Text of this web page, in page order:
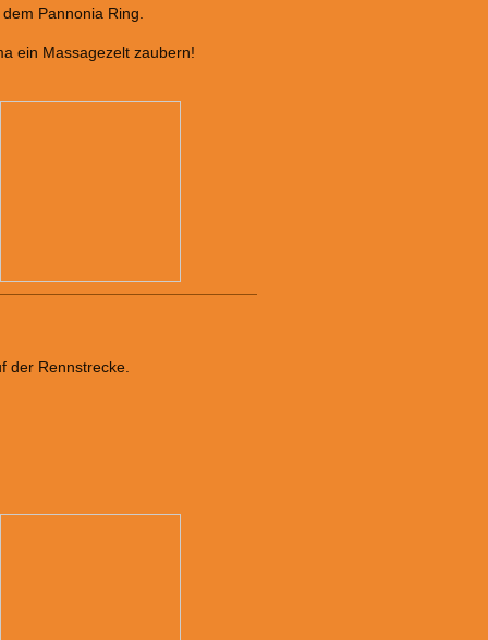
Pannonia Ring.
ein Massagezelt zaubern!
der Rennstrecke.